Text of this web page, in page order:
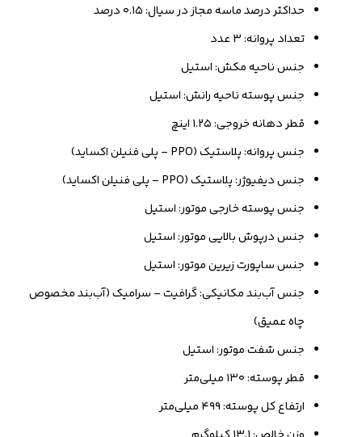
حداکثر درصد ماسه مجاز در سیال: ۰.۱۵ درصد
تعداد پروانه: ۳ عدد
جنس ناحیه مکش: استیل
جنس پوسته ناحیه رانش: استیل
قطر دهانه خروجی: ۱.۲۵ اینچ
جنس پروانه: پلاستیک (PPO – پلی فنیلن اکساید)
جنس دیفیوژر: پلاستیک (PPO – پلی فنیلن اکساید)
جنس پوسته خارجی موتور: استیل
جنس درپوش بالایی موتور: استیل
جنس ساپورت زیرین موتور: استیل
جنس آب‌بند مکانیکی: گرافیت – سرامیک (آب‌بند مخصوص
چاه عمیق)
جنس شفت موتور: استیل
قطر پوسته: ۱۳۰ میلی‌متر
ارتفاع کل پوسته: ۴۹۹ میلی‌متر